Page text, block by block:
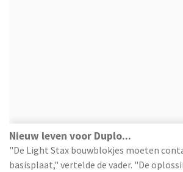
Nieuw leven voor Duplo...
"De Light Stax bouwblokjes moeten
basisplaat," vertelde de vader. "De